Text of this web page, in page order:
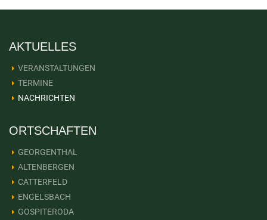
AKTUELLES
VERANSTALTUNGEN
TERMINE
NACHRICHTEN
ORTSCHAFTEN
GEORGENTHAL
ALTENBERGEN
CATTERFELD
ENGELSBACH
GOSPITERODA